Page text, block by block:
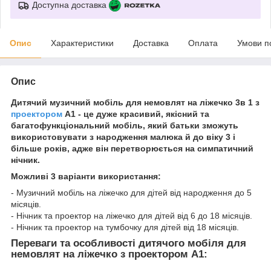
Доступна доставка
Опис Характеристики Доставка Оплата Умови
Опис
Дитячий музичний мобіль для немовлят на ліжечко 3в 1 з
проектором A1 - це дуже красивий, якісний та
багатофункціональний мобіль, який батьки зможуть
використовувати з народження малюка й до віку 3 і
більше років, адже він перетворюється на симпатичний
нічник.
Можливі 3 варіанти використання:
- Музичний мобіль на ліжечко для дітей від народження до 5
місяців.
- Нічник та проектор на ліжечко для дітей від 6 до 18 місяців.
- Нічник та проектор на тумбочку для дітей від 18 місяців.
Переваги та особливості дитячого мобіля для
немовлят на ліжечко з проектором A1: